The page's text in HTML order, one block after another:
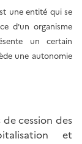
une entité qui se
d'un organisme
un certain
une autonomie
cession des
et